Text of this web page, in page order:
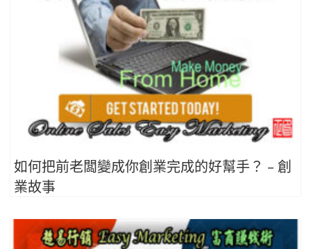
如何把前老闆變成你創業完成的好幫手？ – 創
業故事